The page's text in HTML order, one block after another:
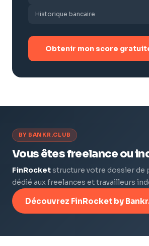
Historique bancaire
Obtenir mon score
BY BANKR.CLUB
Vous êtes freelance ou
FinRocketstructure votre dossier
dédié aux freelances et travailleurs
Découvrez FinRocket by